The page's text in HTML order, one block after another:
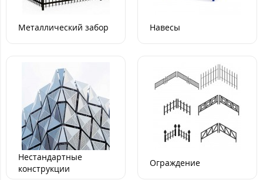
Металлический забор Навесы
Нестандартные
конструкции
Ограждение